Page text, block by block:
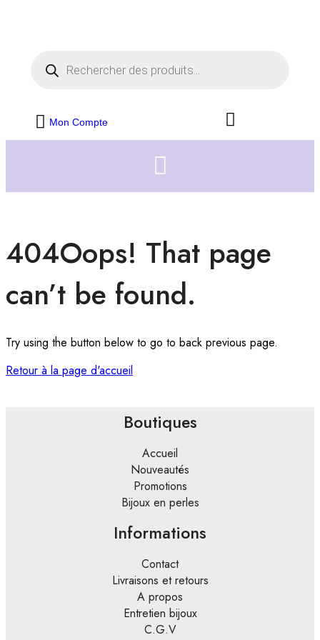
Mon Compte
404Oops! That page
can’t be found.
Try using the button below to go to back previous page.
Retour à la page d'accueil
Boutiques
Accueil
Nouveautés
Promotions
Bijoux en perles
Informations
Contact
Livraisons et retours
A propos
Entretien bijoux
C.G.V